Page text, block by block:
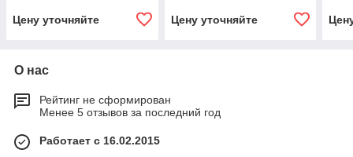
Цену уточняйте Цену уточняйте
О нас
Рейтинг не сформирован
Менее 5 отзывов за последний год
Работает с 16.02.2015